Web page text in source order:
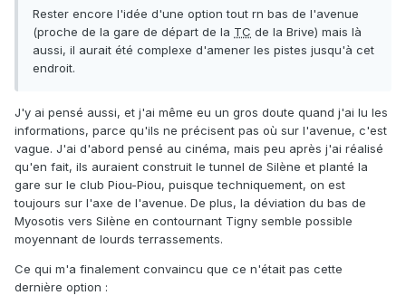
Rester encore l'idée d'une option tout rn bas de l'avenue
(proche de la gare de départ de la TC de la Brive) mais là
aussi, il aurait été complexe d'amener les pistes jusqu'à cet
endroit.
J'y ai pensé aussi, et j'ai même eu un gros doute quand j'ai lu les
informations, parce qu'ils ne précisent pas où sur l'avenue, c'est
vague. J'ai d'abord pensé au cinéma, mais peu après j'ai réalisé
qu'en fait, ils auraient construit le tunnel de Silène et planté la
gare sur le club Piou-Piou, puisque techniquement, on est
toujours sur l'axe de l'avenue. De plus, la déviation du bas de
Myosotis vers Silène en contournant Tigny semble possible
moyennant de lourds terrassements.
Ce qui m'a finalement convaincu que ce n'était pas cette
dernière option :